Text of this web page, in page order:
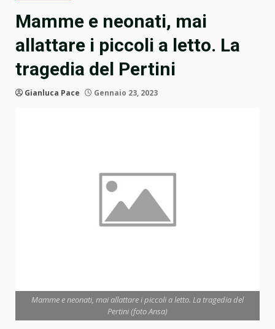
Mamme e neonati, mai
allattare i piccoli a letto. La
tragedia del Pertini
Gianluca Pace Gennaio 23, 2023
Mamme e neonati, mai allattare i piccoli a letto. La tragedia del
Pertini (foto Ansa)